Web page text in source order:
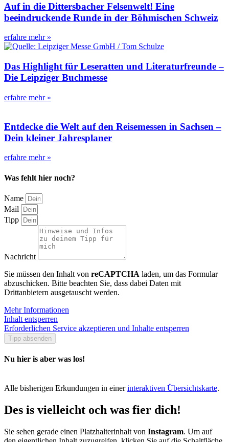
Auf in die Dittersbacher Felsenwelt! Eine
beeindruckende Runde in der Böhmischen Schweiz
erfahre mehr »
Das Highlight für Leseratten und Literaturfreunde –
Die Leipziger Buchmesse
erfahre mehr »
Entdecke die Welt auf den Reisemessen in Sachsen –
Dein kleiner Jahresplaner
erfahre mehr »
Was fehlt hier noch?
Name
Mail
Tipp
Nachricht
Sie müssen den Inhalt von reCAPTCHA laden, um das Formular
abzuschicken. Bitte beachten Sie, dass dabei Daten mit
Drittanbietern ausgetauscht werden.
Mehr Informationen
Inhalt entsperren
Erforderlichen Service akzeptieren und Inhalte entsperren
Tipp absenden
Nu hier is aber was los!
Alle bisherigen Erkundungen in einerinteraktiven Übersichtskarte.
Des is vielleicht och was fier dich!
Sie sehen gerade einen Platzhalterinhalt von Instagram. Um auf